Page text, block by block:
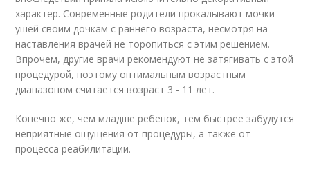
характер. Современные родители прокалывают мочки
ушей своим дочкам с раннего возраста, несмотря на
наставления врачей не торопиться с этим решением.
Впрочем, другие врачи рекомендуют не затягивать с этой
процедурой, поэтому оптимальным возрастным
диапазоном считается возраст 3 - 11 лет.
Конечно же, чем младше ребенок, тем быстрее забудутся
неприятные ощущения от процедуры, а также от
процесса реабилитации.